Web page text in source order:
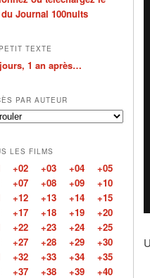
Journal 100nuits
TEXTE
1 an après…
PAR AUTEUR
LES FILMS
+02 +03 +04
+05
+07 +08 +09
+10
+12 +13 +14
+15
+17 +18 +19
+20
+22 +23 +24
+25
+27 +28 +29
+30
+32 +33 +34
+35
+37 +38 +39
+40